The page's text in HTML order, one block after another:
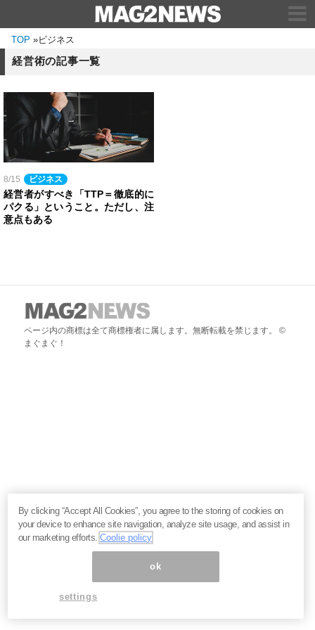
TOP »ビジネス
経営術の記事一覧
8/15 ビジネス
経営者がすべき「TTP＝徹底的に
パクる」ということ。ただし、注
意点もある
ページ内の商標は全て商標権者に属します。無断転載を禁じます。 ©
まぐまぐ！
By clicking “Accept All Cookies”, you agree to the storing of cookies on
your device to enhance site navigation, analyze site usage, and assist in
our marketing efforts.Coolie policy
ok
settings